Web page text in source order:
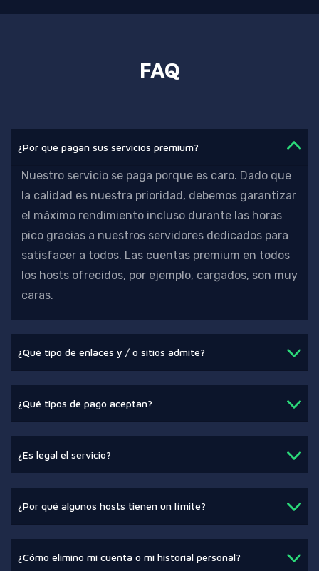
FAQ
¿Por qué pagan sus servicios premium?
Nuestro servicio se paga porque es caro. Dado que
la calidad es nuestra prioridad, debemos garantizar
el máximo rendimiento incluso durante las horas
pico gracias a nuestros servidores dedicados para
satisfacer a todos. Las cuentas premium en todos
los hosts ofrecidos, por ejemplo, cargados, son muy
caras.
¿Qué tipo de enlaces y / o sitios admite?
¿Qué tipos de pago aceptan?
¿Es legal el servicio?
¿Por qué algunos hosts tienen un límite?
¿Cómo elimino mi cuenta o mi historial personal?